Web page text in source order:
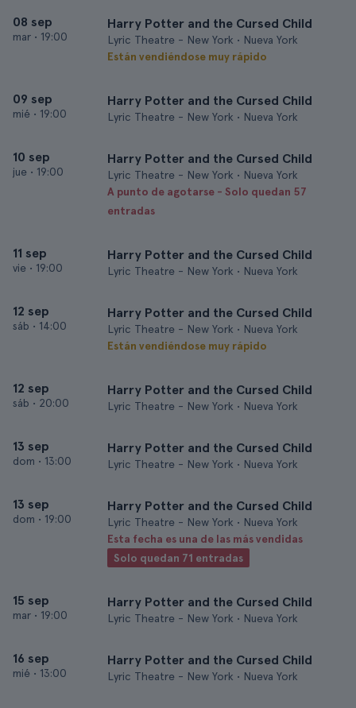
08 sep
mar • 19:00
Harry Potter and the Cursed Child
Lyric Theatre - New York • Nueva York
Están vendiéndose muy rápido
09 sep
mié • 19:00
Harry Potter and the Cursed Child
Lyric Theatre - New York • Nueva York
10 sep
jue • 19:00
Harry Potter and the Cursed Child
Lyric Theatre - New York • Nueva York
A punto de agotarse - Solo quedan 57
entradas
11 sep
vie • 19:00
Harry Potter and the Cursed Child
Lyric Theatre - New York • Nueva York
12 sep
sáb • 14:00
Harry Potter and the Cursed Child
Lyric Theatre - New York • Nueva York
Están vendiéndose muy rápido
12 sep
sáb • 20:00
Harry Potter and the Cursed Child
Lyric Theatre - New York • Nueva York
13 sep
dom • 13:00
Harry Potter and the Cursed Child
Lyric Theatre - New York • Nueva York
13 sep
dom • 19:00
Harry Potter and the Cursed Child
Lyric Theatre - New York • Nueva York
Esta fecha es una de las más vendidas
Solo quedan 71 entradas
15 sep
mar • 19:00
Harry Potter and the Cursed Child
Lyric Theatre - New York • Nueva York
16 sep
mié • 13:00
Harry Potter and the Cursed Child
Lyric Theatre - New York • Nueva York